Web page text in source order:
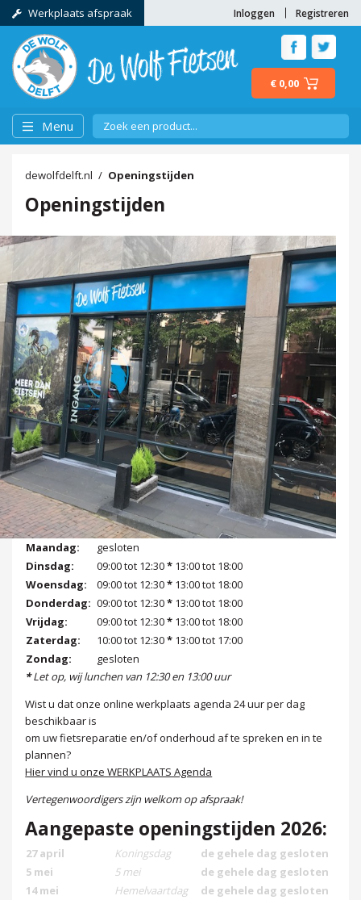
Werkplaats afspraak Registreren
Inloggen
€ 0,00
Menu
dewolfdelft.nl Openingstijden
Openingstijden
Maandag:
gesloten
Dinsdag:
09:00 tot 12:30* 13:00 tot 18:00
Woensdag:
09:00 tot 12:30* 13:00 tot 18:00
Donderdag: 09:00 tot 12:30* 13:00 tot 18:00
Vrijdag:
09:00 tot 12:30* 13:00 tot 18:00
Zaterdag:
10:00 tot 12:30* 13:00 tot 17:00
Zondag:
gesloten
*Let op, wij lunchen van 12:30 en 13:00 uur
Wist u dat onze online werkplaats agenda 24 uur per dag
beschikbaar is
om uw fietsreparatie en/of onderhoud af te spreken en in te
plannen?
Hier vind u onze WERKPLAATS Agenda
Vertegenwoordigers zijn welkom op afspraak!
Aangepaste openingstijden 2026:
27 april Koningsdag
de gehele dag gesloten
5 mei
5 mei
de gehele dag gesloten
14 mei
Hemelvaartdag
de gehele dag gesloten